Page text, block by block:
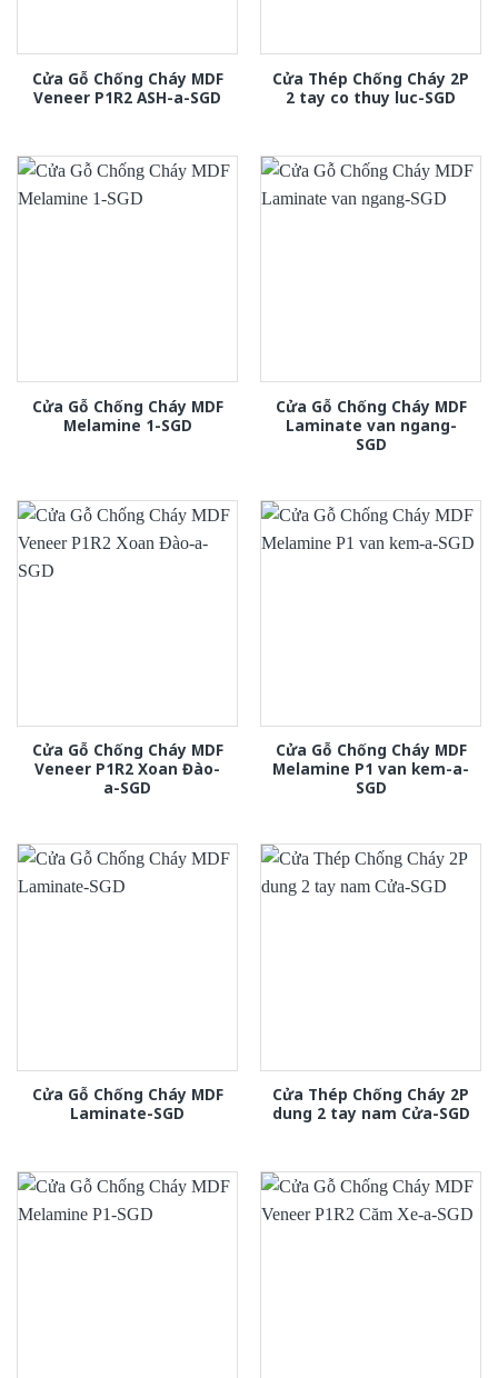
Cửa Gỗ Chống Cháy MDF
Veneer P1R2 ASH-a-SGD
Cửa Thép Chống Cháy 2P
2 tay co thuy luc-SGD
Cửa Gỗ Chống Cháy MDF
Melamine 1-SGD
Cửa Gỗ Chống Cháy MDF
Laminate van ngang-
SGD
Cửa Gỗ Chống Cháy MDF
Veneer P1R2 Xoan Đào-
a-SGD
Cửa Gỗ Chống Cháy MDF
Melamine P1 van kem-a-
SGD
Cửa Gỗ Chống Cháy MDF
Laminate-SGD
Cửa Thép Chống Cháy 2P
dung 2 tay nam Cửa-SGD